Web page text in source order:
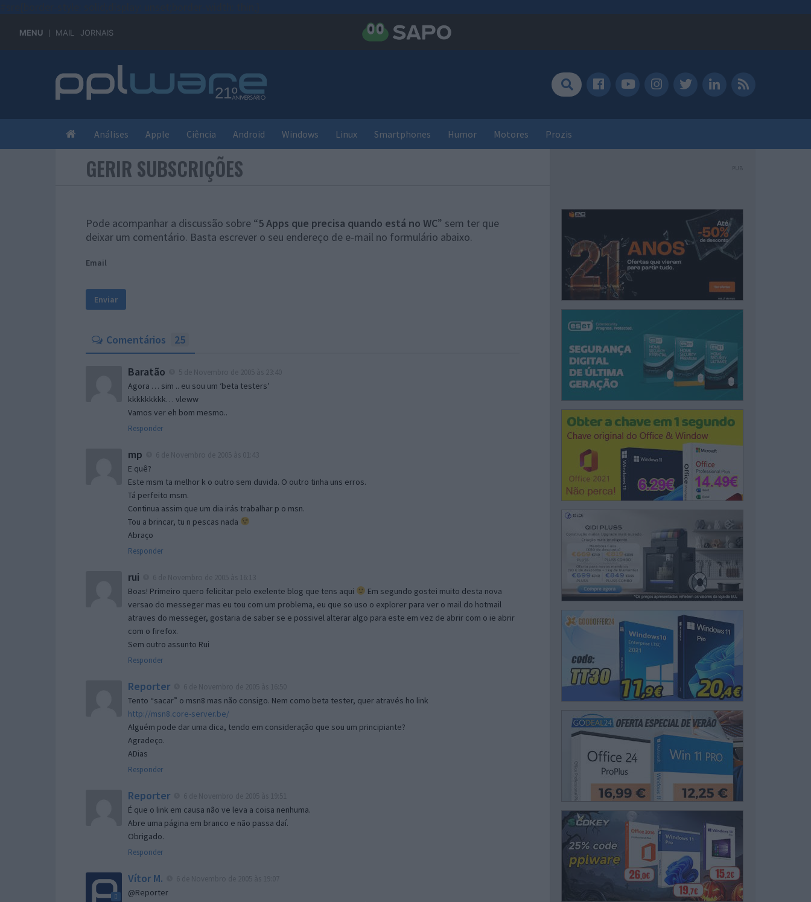
MENU MAIL JORNAIS
Análises Apple Ciência Android Windows Linux Smartphones Humor Motores Prozis
GERIR SUBSCRIÇÕES
Pode acompanhar a discussão sobre “5 Apps que precisa quando está no WC” sem ter que
deixar um comentário. Basta escrever o seu endereço de e-mail no formulário abaixo.
Email
Comentários 25
Baratão
Agora … sim .. eu sou um ‘beta testers’
kkkkkkkkk… vleww
Vamos ver eh bom mesmo..
Responder
mp
E quê?
Este msm ta melhor k o outro sem duvida. O outro tinha uns erros.
Tá perfeito msm.
Continua assim que um dia irás trabalhar p o msn.
Tou a brincar, tu n pescas nada
Abraço
Responder
rui
Boas! Primeiro quero felicitar pelo exelente blog que tens aqui
Em segundo gostei muito desta nova
versao do messeger mas eu tou com um problema, eu que so uso o explorer para ver o mail do hotmail
atraves do messeger, gostaria de saber se e possivel alterar algo para este em vez de abrir com o ie abrir
com o firefox.
Sem outro assunto Rui
Responder
Reporter
Tento “sacar” o msn8 mas não consigo. Nem como beta tester, quer através ho link
http://msn8.core-server.be/
Alguém pode dar uma dica, tendo em consideração que sou um principiante?
Agradeço.
ADias
Responder
Reporter
É que o link em causa não ve leva a coisa nenhuma.
Abre uma página em branco e não passa daí.
Obrigado.
Responder
Vítor M.
@Reporter
PUB